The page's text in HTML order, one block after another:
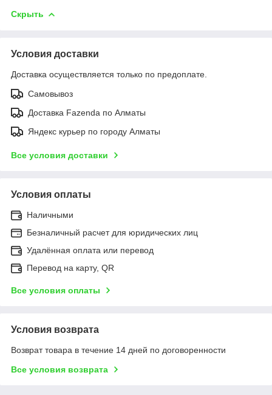
Скрыть
Условия доставки
Доставка осуществляется только по предоплате.
Самовывоз
Доставка Fazenda по Алматы
Яндекс курьер по городу Алматы
Все условия доставки
Условия оплаты
Наличными
Безналичный расчет для юридических лиц
Удалённая оплата или перевод
Перевод на карту, QR
Все условия оплаты
Условия возврата
Возврат товара в течение 14 дней по договоренности
Все условия возврата